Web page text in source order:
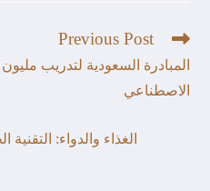
Previous Post
المبادرة السعودية لتدريب
الاصطناعي
الغذاء والدواء: